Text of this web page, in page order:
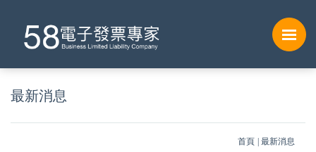
最新消息
首頁 最新消息